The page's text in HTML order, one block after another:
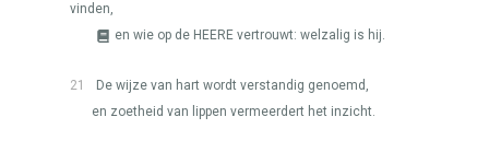
vinden,
en wie op de HEERE vertrouwt: welzalig is hij.
21
De wijze van hart wordt verstandig genoemd,
en zoetheid van lippen vermeerdert het inzicht.